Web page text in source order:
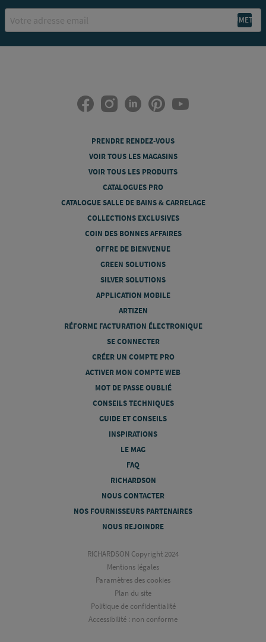
Email
PRENDRE RENDEZ-VOUS
VOIR TOUS LES MAGASINS
VOIR TOUS LES PRODUITS
CATALOGUES PRO
CATALOGUE SALLE DE BAINS & CARRELAGE
COLLECTIONS EXCLUSIVES
COIN DES BONNES AFFAIRES
OFFRE DE BIENVENUE
GREEN SOLUTIONS
SILVER SOLUTIONS
APPLICATION MOBILE
ARTIZEN
RÉFORME FACTURATION ÉLECTRONIQUE
SE CONNECTER
CRÉER UN COMPTE PRO
ACTIVER MON COMPTE WEB
MOT DE PASSE OUBLIÉ
CONSEILS TECHNIQUES
GUIDE ET CONSEILS
INSPIRATIONS
LE MAG
FAQ
RICHARDSON
NOUS CONTACTER
NOS FOURNISSEURS PARTENAIRES
NOUS REJOINDRE
RICHARDSON Copyright 2024
Mentions légales
Paramètres des cookies
Plan du site
Politique de confidentialité
Accessibilité : non conforme